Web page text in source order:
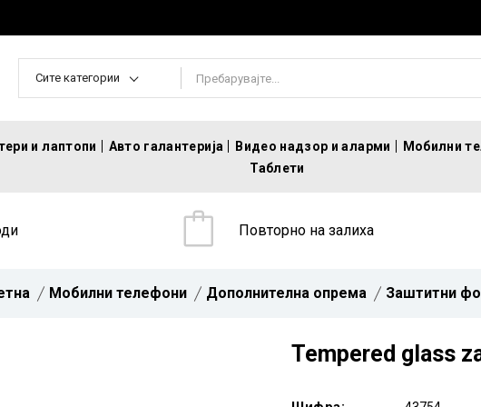
Сите категории
и лаптопи Авто галантерија Видео надзор и аларми Мобилни
Таблети
Повторно на залиха
Мобилни телефони Дополнителна опрема Заштитни
Tempered glass